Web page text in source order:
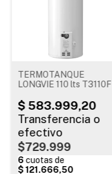
TERMOTANQUE
LONGVIE 110 lts T3110F
$729.999